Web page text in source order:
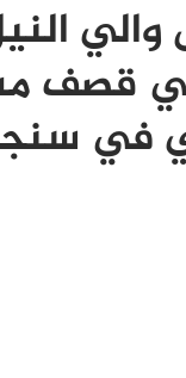
والي
قصف
في